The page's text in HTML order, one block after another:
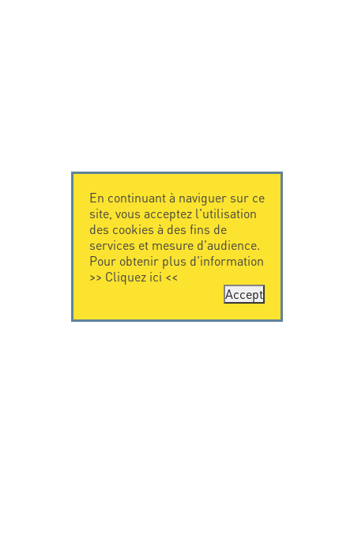
En continuant à naviguer sur ce
site, vous acceptez l'utilisation
des cookies à des fins de
services et mesure d'audience.
Pour obtenir plus d'information
>> Cliquez ici <<
Accept